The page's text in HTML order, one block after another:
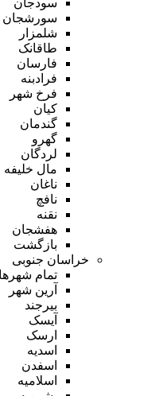
سورشجان
شلمزار
طاقانک
فارسان
فرادبنه
فرخ شهر
کیان
گندمان
گهرو
لردگان
مال خلیفه
ناغان
نافچ
نقنه
هفشجان
بازگشت
خراسان جنوبی
تمام شهر‌ها
آرین شهر
بیرجند
آیسک
ارسک
اسدیه
اسفدن
اسلامیه